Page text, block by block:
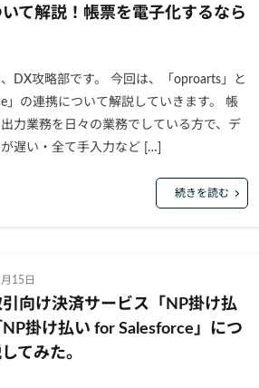
て解説！帳票を電子化するなら
DX攻略部です。 今回は、「oproarts」と
」の連携について解説していきます。 帳
力業務を日々の業務でしている方で、デ
遅い・全て手入力など […]
続きを読む
15日
向け決済サービス「NP掛け払
掛け払い for Salesforce」につ
てみた。